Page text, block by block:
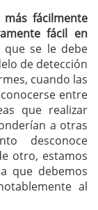
fácilmente
fácil en
se le debe
de detección
cuando las
entre
que realizar
a otras
desconoce
otro, estamos
que debemos
al